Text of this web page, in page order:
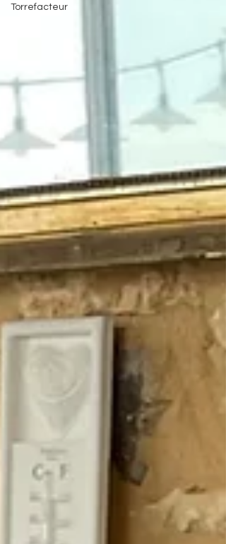
Torrefacteur